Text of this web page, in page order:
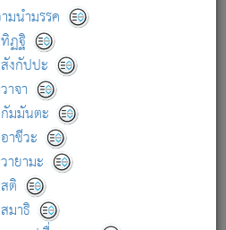
มนำมรรค
ฏฐิ
งกัปปะ
จา
มมันตะ
าชีวะ
ายามะ
ติ
มาธิ
ายามปรับปรุงข้อมูลให้ถูกต้องมากที่สุด
งสือต้นฉบับ ที่มีการพิมพ์ครั้งล่าสุด
พัฒนา|แจ้งข้อผิดพลาด / แนะนำ